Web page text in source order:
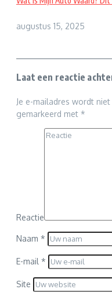
augustus 15, 2025
Laat een reactie
Je e-mailadres wordt
gemarkeerd met *
Reactie
Naam *
E-mail *
Site